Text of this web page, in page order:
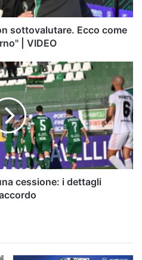
sottovalutare. Ecco come
| VIDEO
cessione: i dettagli